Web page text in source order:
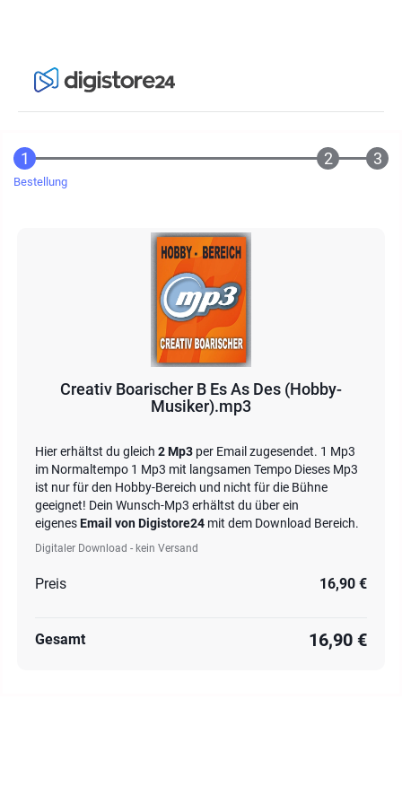
Bestellung
Creativ Boarischer B Es As Des (Hobby-
Musiker).mp3
Hier erhältst du gleich 2 Mp3 per Email zugesendet. 1 Mp3
im Normaltempo 1 Mp3 mit langsamen Tempo Dieses Mp3
ist nur für den Hobby-Bereich und nicht für die Bühne
geeignet! Dein Wunsch-Mp3 erhältst du über ein
eigenesEmail von Digistore24 mit dem Download Bereich.
Digitaler Download - kein Versand
Preis 16,90 €
Gesamt 16,90 €